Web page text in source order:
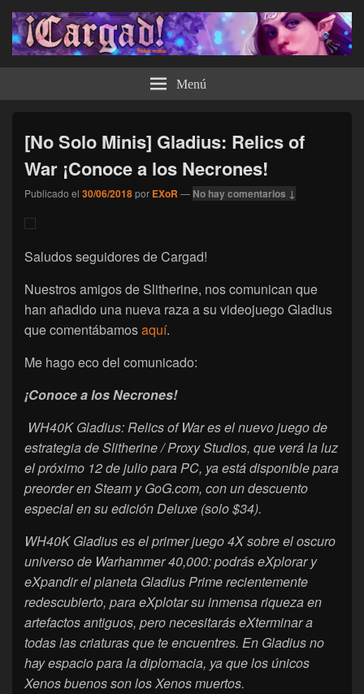
¡Cargad! Menú
[No Solo Minis] Gladius: Relics of
War ¡Conoce a los Necrones!
Publicado el 30/06/2018por EXoR — No hay comentarios ↓
Saludos seguidores de Cargad!
Nuestros amigos de Slitherine, nos comunican que
han añadido una nueva raza a su videojuego Gladius
que comentábamosaquí.
Me hago eco del comunicado:
¡Conoce a los Necrones!
WH40K Gladius: Relics of War es el nuevo juego de
estrategia de Slitherine / Proxy Studios, que verá la luz
el próximo 12 de julio para PC, ya está disponible para
preorder en Steam y GoG.com, con un descuento
especial en su edición Deluxe (solo $34).
WH40K Gladius es el primer juego 4X sobre el oscuro
universo de Warhammer 40,000: podrás eXplorar y
eXpandir el planeta Gladius Prime recientemente
redescubierto, para eXplotar su inmensa riqueza en
artefactos antiguos, pero necesitarás eXterminar a
todas las criaturas que te encuentres. En Gladius no
hay espacio para la diplomacia, ya que los únicos
Xenos buenos son los Xenos muertos.